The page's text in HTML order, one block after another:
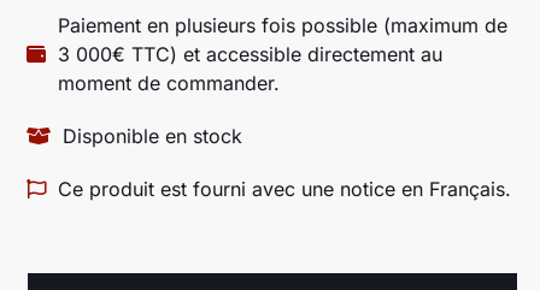
Paiement en plusieurs fois possible (maximum de
3 000€ TTC) et accessible directement au
moment de commander.
Disponible en stock
Ce produit est fourni avec une notice en Français.